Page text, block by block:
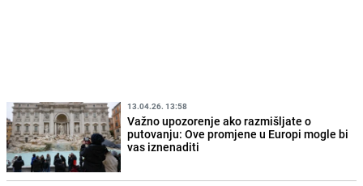
13.04.26. 13:58
Važno upozorenje ako razmišljate o
putovanju: Ove promjene u Europi mogle bi
vas iznenaditi